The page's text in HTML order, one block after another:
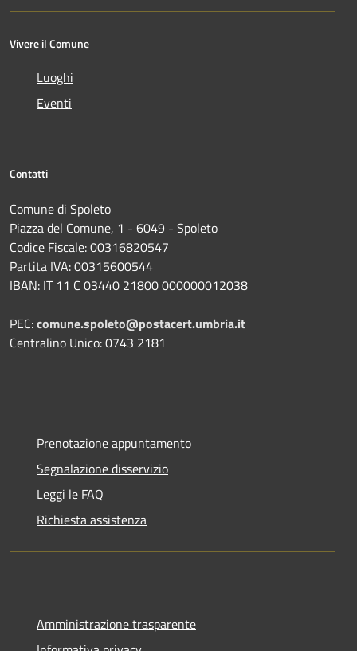
Vivere il Comune
Luoghi
Eventi
Contatti
Comune di Spoleto
Piazza del Comune, 1 - 6049 - Spoleto
Codice Fiscale: 00316820547
Partita IVA: 00315600544
IBAN: IT 11 C 03440 21800 000000012038
PEC:comune.spoleto@postacert.umbria.it
Centralino Unico: 0743 2181
Prenotazione appuntamento
Segnalazione disservizio
Leggi le FAQ
Richiesta assistenza
Amministrazione trasparente